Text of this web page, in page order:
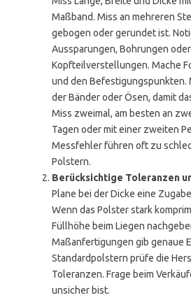
Maßband. Miss an mehreren
gebogen oder gerundet ist.
Aussparungen, Bohrungen oder
Kopfteilverstellungen. Mache
und den Befestigungspunkten.
der Bänder oder Ösen, damit
Miss zweimal, am besten an
Tagen oder mit einer zweiten
Messfehler führen oft zu
Polstern.
Berücksichtige Toleranzen
Plane bei der Dicke eine
Wenn das Polster stark
Füllhöhe beim Liegen
Maßanfertigungen gib genaue
Standardpolstern prüfe die
Toleranzen. Frage beim
unsicher bist.